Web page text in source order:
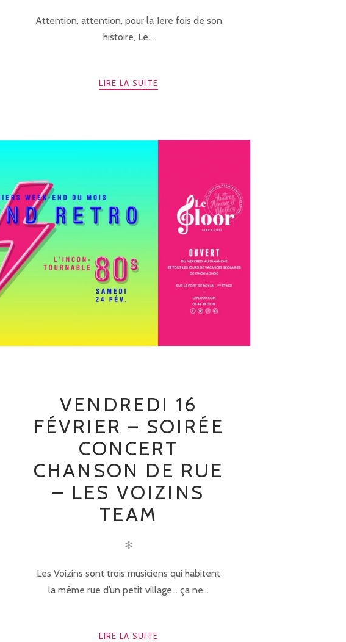
Attention, attention, pour la 1ere fois de son
histoire, Le...
LIRE LA SUITE
VENDREDI 16
FÉVRIER – SOIRÉE
CONCERT
CHANSON DE RUE
– LES VOIZINS
TEAM
✻
Les Voizins sont trois musiciens qui habitent
la même rue d’un petit village… ça ne...
LIRE LA SUITE